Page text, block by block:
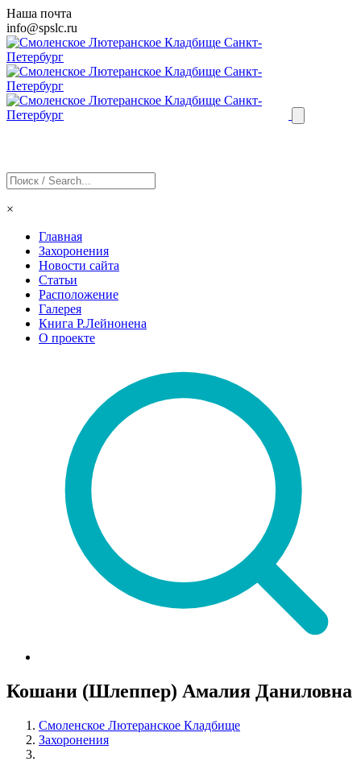
Наша почта
info@spslc.ru
×
Главная
Захоронения
Новости сайта
Статьи
Расположение
Галерея
Книга Р.Лейнонена
О проекте
Кошани (Шлеппер) Амалия Даниловна
Смоленское Лютеранское Кладбище
Захоронения